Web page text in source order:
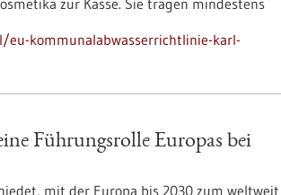
zur Kasse. Sie tragen mindestens
kommunalabwasserrichtlinie-karl-
Führungsrolle Europas bei
mit der Europa bis 2030 zum weltweit